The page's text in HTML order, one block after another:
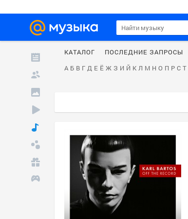
КАТАЛОГ
ПОСЛЕДНИЕ ЗАПРОСЫ
А Б В Г Д Е Ё Ж З И Й К Л М Н О П Р С Т